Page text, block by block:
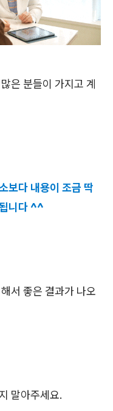
은 분들이 가지고 계
보다 내용이 조금 딱
니다 ^^
서 좋은 결과가 나오
말아주세요.